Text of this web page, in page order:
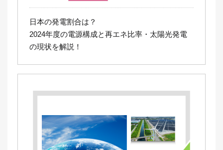
日本の発電割合は？
2024年度の電源構成と再エネ比率・太陽光発電
の現状を解説！